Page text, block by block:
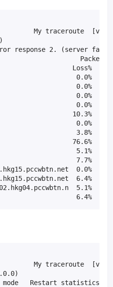
My traceroute
response 2. (server
Packets
Loss%   Snt
0.0%    79
0.0%
0.0%    78
0.0%
10.3%
0.0%
3.8%    78
76.6%
5.1%
7.7%
0.0%
6.4%
5.1%
My traceroute
mode   Restart statistics